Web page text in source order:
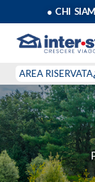
● CHI
AREA RISERVATA